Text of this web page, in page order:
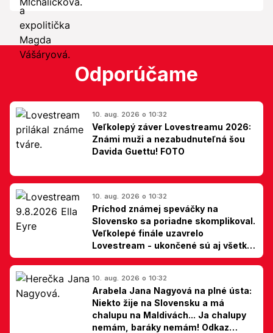
Odporúčame
10. aug. 2026 o 10:32
Veľkolepý záver Lovestreamu 2026:
Známi muži a nezabudnuteľná šou
Davida Guettu! FOTO
10. aug. 2026 o 10:32
Príchod známej speváčky na
Slovensko sa poriadne skomplikoval.
Veľkolepé finále uzavrelo
Lovestream - ukončené sú aj všetky
špekulácie
10. aug. 2026 o 10:32
Arabela Jana Nagyová na plné ústa:
Niekto žije na Slovensku a má
chalupu na Maldivách... Ja chalupy
nemám, baráky nemám! Odkaz